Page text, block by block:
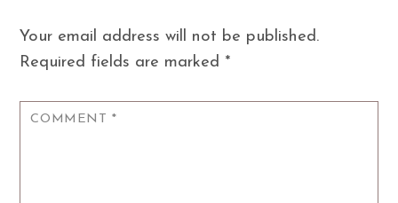
Your email address will not be published.
Required fields are marked *
COMMENT*